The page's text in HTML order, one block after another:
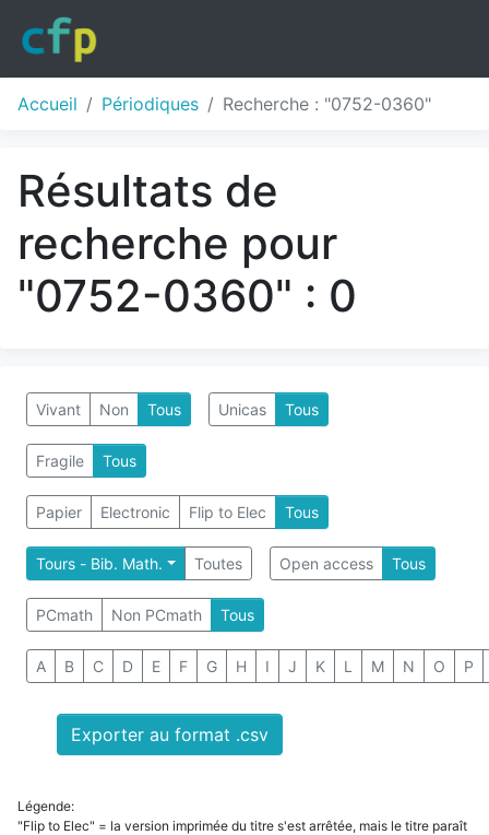
Accueil Périodiques Recherche : "0752-0360"
Résultats de
recherche pour
"0752-0360" : 0
Vivant Non Tous Unicas Tous
Fragile Tous
Papier Electronic Flip to Elec Tous
Tours - Bib. Math. Toutes Open access Tous
PCmath Non PCmath Tous
A B C D E F G H I J K L M N O P
Exporter au format .csv
Légende:
"Flip to Elec" = la version imprimée du titre s'est arrêtée, mais le titre paraît